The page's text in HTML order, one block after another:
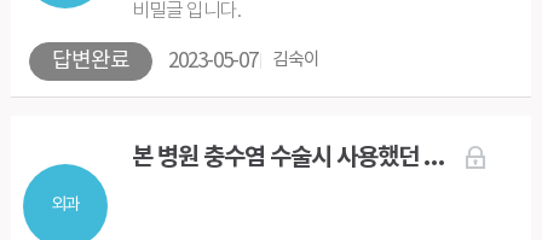
답변완료
비밀글 입니다.
2023-05-07 김숙이
외과
본 병원 충수염 수술시 사용했던 작은 도구가 자궁쪽에서 발견되었습니다.